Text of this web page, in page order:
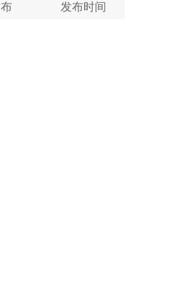
发布时间